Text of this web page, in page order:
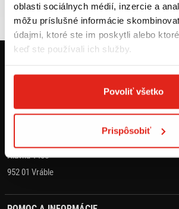
oblasti sociálnych médií, inzercie a
môžu príslušné informácie
údajmi, ktoré ste im poskytli alebo
keď ste používali ich služby.
Povoliť všetko
Prispôsobiť
VIAC INFO
Hlavná 1405
952 01 Vráble